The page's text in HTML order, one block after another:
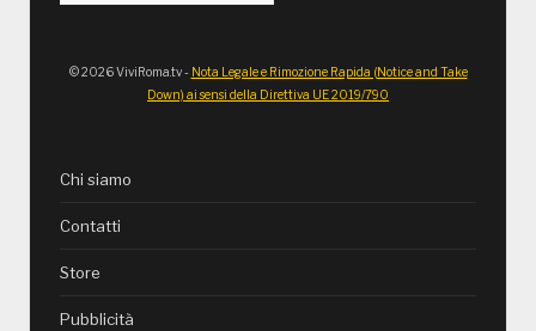
© 2026 ViviRoma.tv - Nota Legale e Rimozione Rapida (Notice and Take
Down) ai sensi della Direttiva UE 2019/790
Chi siamo
Contatti
Store
Pubblicità